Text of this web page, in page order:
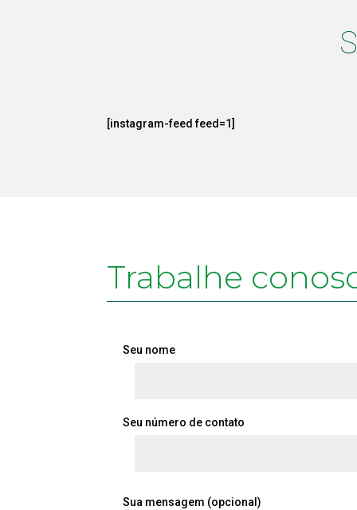
[instagram-feed feed=1]
Trabalhe
Seu nome
Seu número de contato
Sua mensagem (opcional)